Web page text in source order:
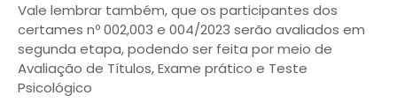
Vale lembrar também, que os participantes dos
certames nº 002,003 e 004/2023 serão avaliados em
segunda etapa, podendo ser feita por meio de
Avaliação de Títulos, Exame prático e Teste
Psicológico